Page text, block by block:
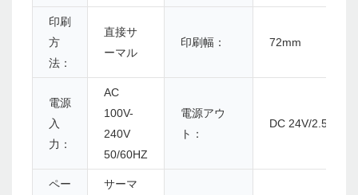
印刷
方
法：
直接サ
ーマル
印刷幅： 72mm
電源
入
力：
AC
100V-
240V
50/60HZ
電源アウ
ト：
DC 24V/2.5A
ペー
サーマ